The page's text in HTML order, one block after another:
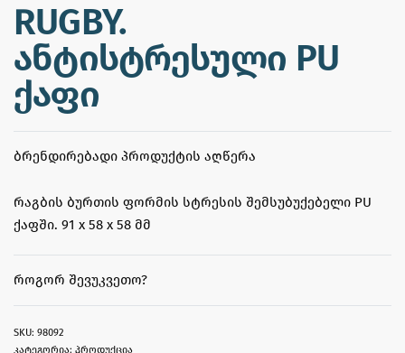
RUGBY.
ანტისტრესული PU
ქაფი
ᲑᲠᲔᲜᲓᲘᲠᲔᲑᲐᲓᲘ ᲞᲠᲝᲓᲣᲥᲢᲘᲡ ᲐᲦᲬᲔᲠᲐ
რაგბის ბურთის ფორმის სტრესის შემსუბუქებელი PU
ქაფში. 91 x 58 x 58 მმ
ᲠᲝᲒᲝᲠ ᲨᲔᲕᲣᲙᲕᲔᲗᲝ?
98092
კატეგორია: პროდუქცია